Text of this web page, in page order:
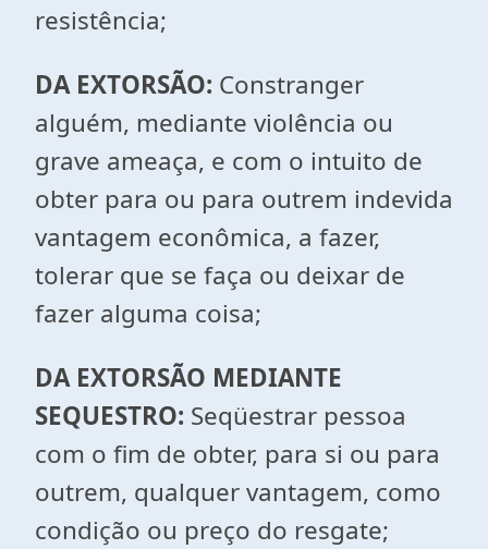
resistência;
DA EXTORSÃO: Constranger
alguém, mediante violência ou
grave ameaça, e com o intuito de
obter para ou para outrem indevida
vantagem econômica, a fazer,
tolerar que se faça ou deixar de
fazer alguma coisa;
DA EXTORSÃO MEDIANTE
SEQUESTRO: Seqüestrar pessoa
com o fim de obter, para si ou para
outrem, qualquer vantagem, como
condição ou preço do resgate;